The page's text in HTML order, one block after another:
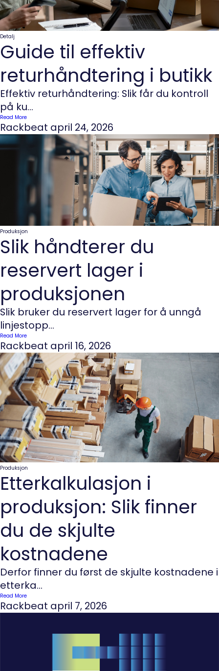
Detalj
Guide til effektiv
returhåndtering i butikk
Effektiv returhåndtering: Slik får du kontroll
på ku...
Read More
Rackbeat april 24, 2026
Produksjon
Slik håndterer du
reservert lager i
produksjonen
Slik bruker du reservert lager for å unngå
linjestopp...
Read More
Rackbeat april 16, 2026
Produksjon
Etterkalkulasjon i
produksjon: Slik finner
du de skjulte
kostnadene
Derfor finner du først de skjulte kostnadene i
etterka...
Read More
Rackbeat april 7, 2026